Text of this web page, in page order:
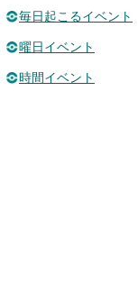
毎日起こるイベント
曜日イベント
時間イベント